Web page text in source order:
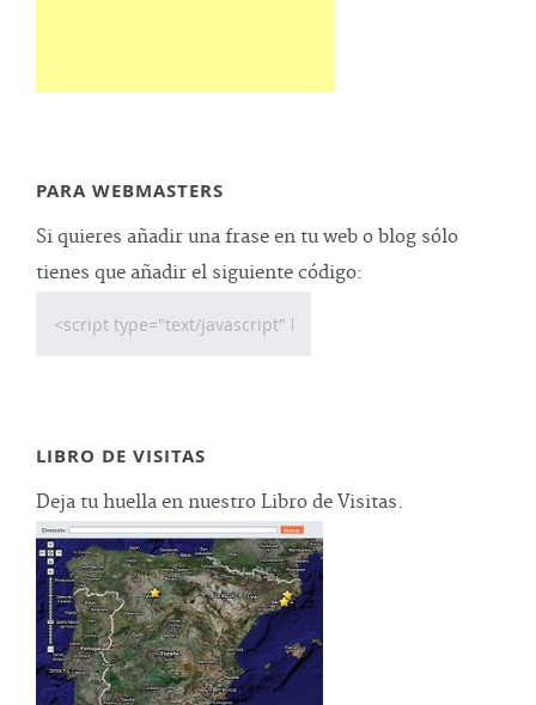
PARA WEBMASTERS
Si quieres añadir una frase en tu web o blog sólo
tienes que añadir el siguiente código:
LIBRO DE VISITAS
Deja tu huella en nuestro Libro de Visitas.